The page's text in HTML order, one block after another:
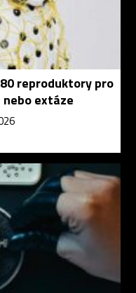
reproduktory pro
extáze